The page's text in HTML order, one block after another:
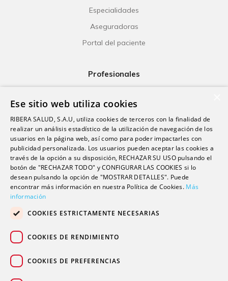
Especialidades
Aseguradoras
Portal del paciente
Profesionales
Investigación
Formación
Escuela universitaria
Trabaja con nosotros
Contacto
Podcast
Ese sitio web utiliza cookies
RIBERA SALUD, S.A.U, utiliza cookies de terceros con la finalidad de
realizar un análisis estadístico de la utilización de navegación de los
usuarios en la página web, así como para poder impactarles con
publicidad personalizada. Los usuarios pueden aceptar las cookies a
través de la opción a su disposición, RECHAZAR SU USO pulsando el
botón de "RECHAZAR TODO" y CONFIGURAR LAS COOKIES si lo
desean pulsando la opción de "MOSTRAR DETALLES". Puede
encontrar más información en nuestra Política de Cookies. Más
información
COOKIES ESTRICTAMENTE NECESARIAS
COOKIES DE RENDIMIENTO
COOKIES DE PREFERENCIAS